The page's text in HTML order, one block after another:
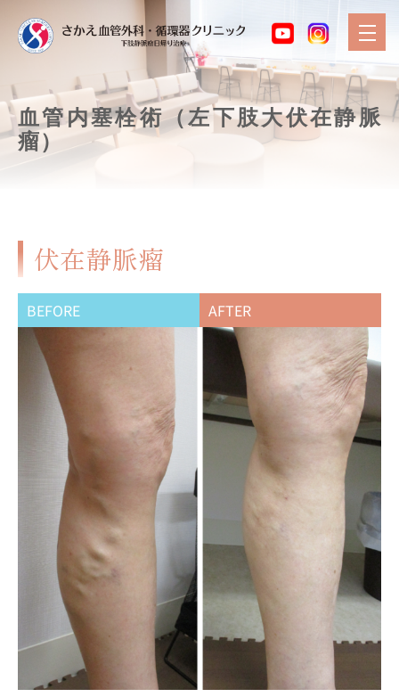
血管内塞栓術（左下肢大伏在静脈
瘤）
伏在静脈瘤
BEFORE AFTER